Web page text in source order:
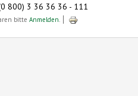
800) 3 36 36 36 - 111
bitte Anmelden